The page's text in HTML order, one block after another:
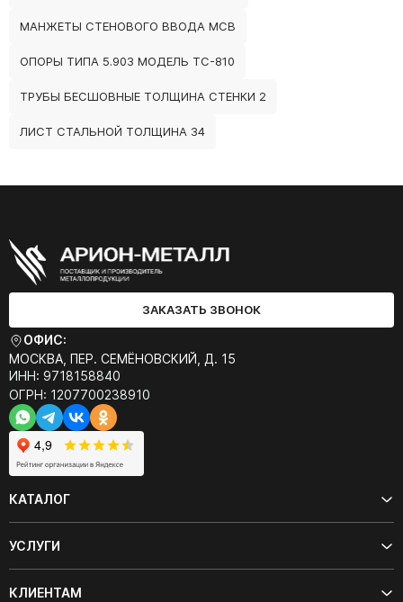
МАНЖЕТЫ СТЕНОВОГО ВВОДА МСВ
ОПОРЫ ТИПА 5.903 МОДЕЛЬ ТС-810
ТРУБЫ БЕСШОВНЫЕ ТОЛЩИНА СТЕНКИ 2
ЛИСТ СТАЛЬНОЙ ТОЛЩИНА 34
ЗАКАЗАТЬ ЗВОНОК
ОФИС:
МОСКВА, ПЕР. СЕМЁНОВСКИЙ, Д. 15
ИНН: 9718158840
ОГРН: 1207700238910
КАТАЛОГ
УСЛУГИ
КЛИЕНТАМ